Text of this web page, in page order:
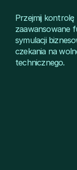
Przejmij kontrolę
zaawansowane
symulacji
czekania na
technicznego.